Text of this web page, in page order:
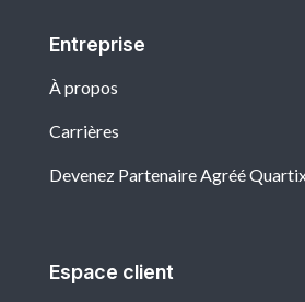
Entreprise
À propos
Carrières
Devenez Partenaire Agréé
Espace client